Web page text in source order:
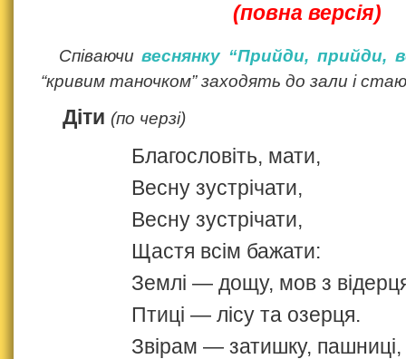
(повна версія)
Співаючивеснянку “Прийди, прийди,
“кривим таночком” заходять до зали і
Діти (по черзі)
Благословіть, мати,
Весну зустрічати,
Весну зустрічати,
Щастя всім бажати:
Землі — дощу, мов з
Птиці — лісу та озерця.
Звірам — затишку, пашниці,